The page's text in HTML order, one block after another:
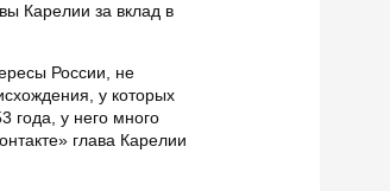
Карелии за вклад в
России, не
у которых
года, у него много
глава Карелии